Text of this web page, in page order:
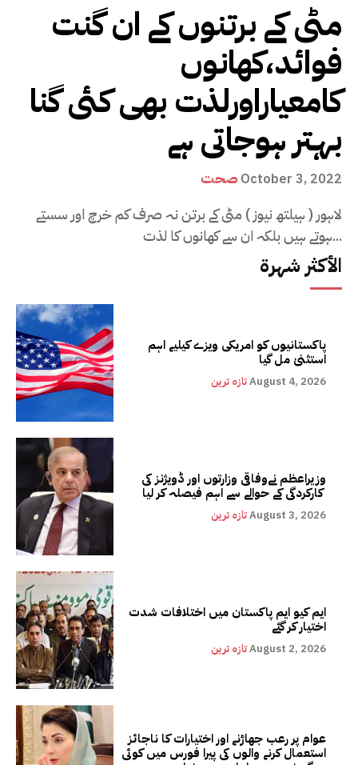
مٹی کے برتنوں کے ان گنت
فوائد،کھانوں
کامعیاراورلذت بھی کئی گنا
بہتر ہوجاتی ہے
صحت October 3, 2022
لاہور ( ہیلتھ نیوز ) مٹی کے برتن نہ صرف کم خرچ اور سستے
ہوتے ہیں بلکہ ان سے کھانوں کا لذت...
الأكثر شهرة
پاکستانیوں کو امریکی ویزے کیلیے اہم
استثنیٰ مل گیا
تازہ ترینAugust 4, 2026
وزیراعظم نےوفاقی وزارتوں اور ڈویژنز کی
کارکردگی کے حوالے سے اہم فیصلہ کر لیا
تازہ ترینAugust 3, 2026
ایم کیو ایم پاکستان میں اختلافات شدت
اختیار کر گئے
تازہ ترینAugust 2, 2026
عوام پر رعب جھاڑنے اور اختیارات کا ناجائز
استعمال کرنے والوں کی پیرا فورس میں کوئی